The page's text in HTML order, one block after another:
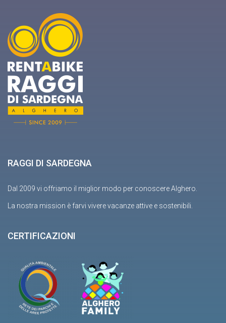
RAGGI DI SARDEGNA
Dal 2009 vi offriamo il miglior modo per conoscere Alghero.
La nostra mission è farvi vivere vacanze attive e sostenibili.
CERTIFICAZIONI